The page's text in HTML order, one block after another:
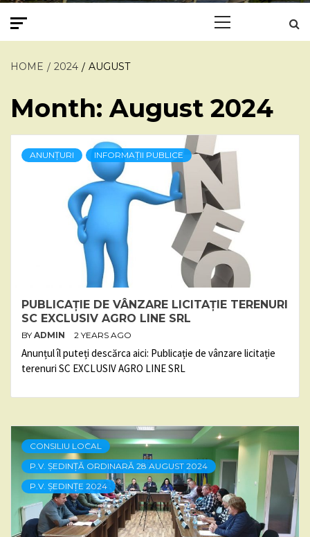
HOME 2024 AUGUST
Month:August 2024
ANUNȚURI INFORMAȚII PUBLICE
PUBLICAȚIE DE VÂNZARE LICITAȚIE TERENURI
SC EXCLUSIV AGRO LINE SRL
BY ADMIN 2 YEARS AGO
Anunțul îl puteți descărca aici: Publicație de vânzare licitație
terenuri SC EXCLUSIV AGRO LINE SRL
CONSILIU LOCAL
P.V. ȘEDINȚĂ ORDINARĂ 28 AUGUST 2024
P.V. ȘEDINȚE 2024